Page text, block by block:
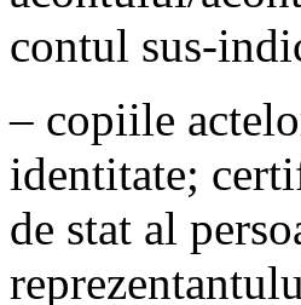
contul sus-
– copiile
identitate;
de stat al